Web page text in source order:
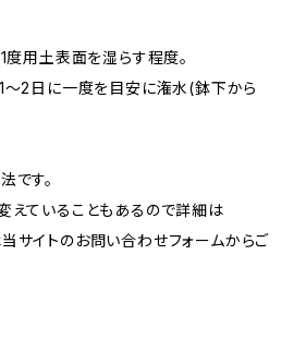
用土表面を湿らす程度。
〜2日に一度を目安に潅水(鉢下から
です。
えていることもあるので詳細は
サイトのお問い合わせフォームからご